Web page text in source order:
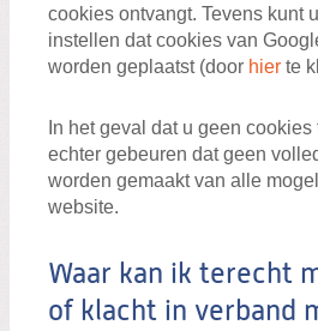
cookies ontvangt. Tevens kunt
instellen dat cookies van
worden geplaatst (door hier te
In het geval dat u geen
echter gebeuren dat geen
worden gemaakt van alle
website.
Waar kan ik terecht
of klacht in verband